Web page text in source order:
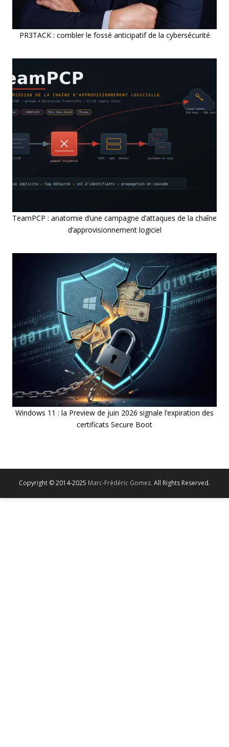
PR3TACK : combler le fossé anticipatif de la cybersécurité
TeamPCP : anatomie d’une campagne d’attaques de la chaîne
d’approvisionnement logiciel
Windows 11 : la Preview de juin 2026 signale l’expiration des
certificats Secure Boot
Copyright © 2014-2025 Marc-Frédéric Gomez. All Rights Reserved.